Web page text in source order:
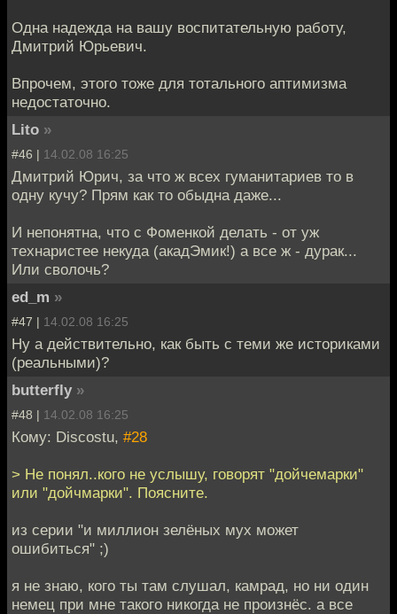
Одна надежда на вашу воспитательную работу,
Дмитрий Юрьевич.
Впрочем, этого тоже для тотального аптимизма
недостаточно.
Lito »
#46 | 14.02.08 16:25
Дмитрий Юрич, за что ж всех гуманитариев то в
одну кучу? Прям как то обыдна даже...
И непонятна, что с Фоменкой делать - от уж
технаристее некуда (акадЭмик!) а все ж - дурак...
Или сволочь?
ed_m »
#47 | 14.02.08 16:25
Ну а действительно, как быть с теми же историками
(реальными)?
butterfly »
#48 | 14.02.08 16:25
Кому: Discostu, #28
> Не понял..кого не услышу, говорят "дойчемарки"
или "дойчмарки". Поясните.
из серии "и миллион зелёных мух может
ошибиться" ;)
я не знаю, кого ты там слушал, камрад, но ни один
немец при мне такого никогда не произнёс. а все